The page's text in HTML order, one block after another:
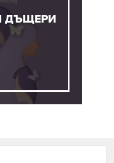
ДЪЩЕРИ